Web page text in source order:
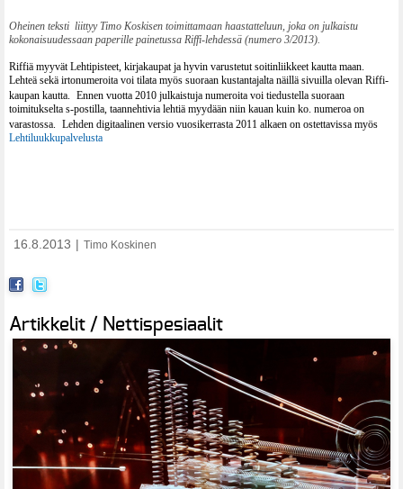
Oheinen teksti liittyy Timo Koskisen toimittamaan haastatteluun, joka on julkaistu
kokonaisuudessaan paperille painetussa Riffi-lehdessä (numero 3/2013).
Riffiä myyvät Lehtipisteet, kirjakaupat ja hyvin varustetut soitinliikkeet kautta maan.
Lehteä sekä irtonumeroita voi tilata myös suoraan kustantajalta näillä sivuilla olevan Riffi-
kaupan kautta. Ennen vuotta 2010 julkaistuja numeroita voi tiedustella suoraan
toimitukselta s-postilla, taannehtivia lehtiä myydään niin kauan kuin ko. numeroa on
varastossa. Lehden digitaalinen versio vuosikerrasta 2011 alkaen on ostettavissa myös
Lehtiluukkupalvelusta
16.8.2013 Timo Koskinen
Artikkelit / Nettispesiaalit